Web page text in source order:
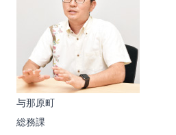
与那原町
総務課